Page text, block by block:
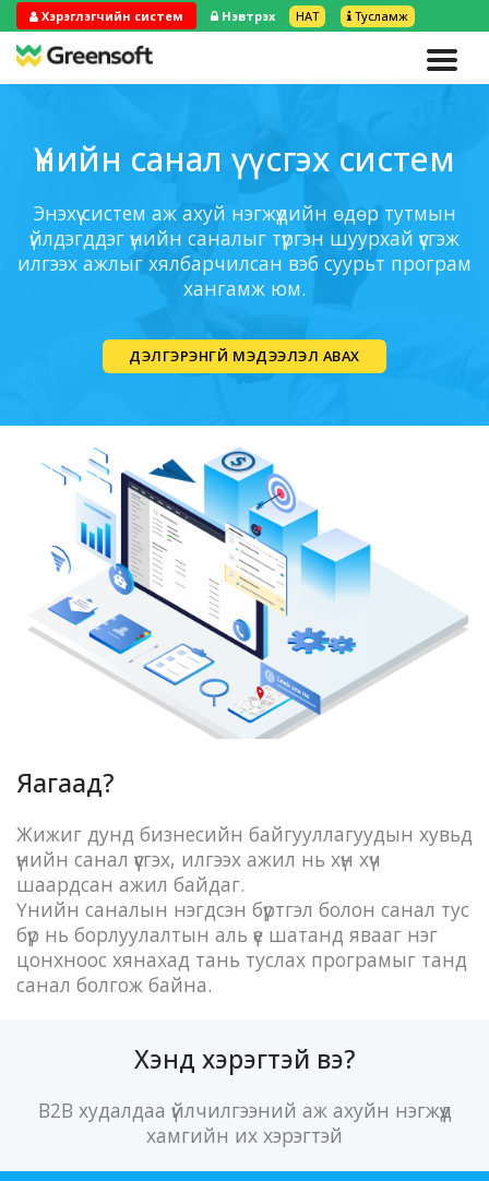
Хэрэглэгчийн систем Нэвтрэх НӨАТ Тусламж
Үнийн санал үүсгэх систем
Энэхүү систем аж ахуй нэгжүүдийн өдөр тутмын
үйлдэгддэг үнийн саналыг түргэн шуурхай үүсгэж
илгээх ажлыг хялбарчилсан вэб суурьт програм
хангамж юм.
ДЭЛГЭРЭНГҮЙ МЭДЭЭЛЭЛ АВАХ
Яагаад?
Жижиг дунд бизнесийн байгууллагуудын хувьд
үнийн санал үүсгэх, илгээх ажил нь хүн хүч
шаардсан ажил байдаг.
Үнийн саналын нэгдсэн бүртгэл болон санал тус
бүр нь борлуулалтын аль үе шатанд явааг нэг
цонхноос хянахад тань туслах програмыг танд
санал болгож байна.
Хэнд хэрэгтэй вэ?
B2B худалдаа үйлчилгээний аж ахуйн нэгжүүд
хамгийн их хэрэгтэй